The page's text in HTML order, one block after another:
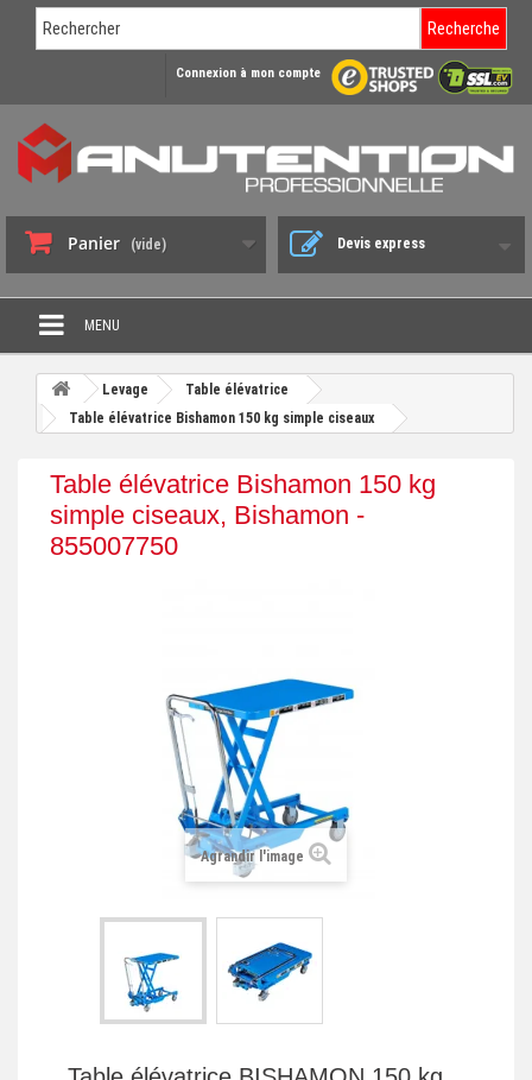
Recherche
Connexion à mon compte
Panier (vide) Devis express
MENU
PROMO DÉSTOCKAGE
CHARIOT DE MANUTENTION
BENNE BASCULANTE
GERBEUR ET CRIC INDUSTRIEL
ACCESSOIRES ET COMPLÉMENTS
Levage
Table élévatrice
Table élévatrice Bishamon 150 kg simple ciseaux
Table élévatrice Bishamon 150 kg
simple ciseaux, Bishamon -
855007750
Agrandir l'image